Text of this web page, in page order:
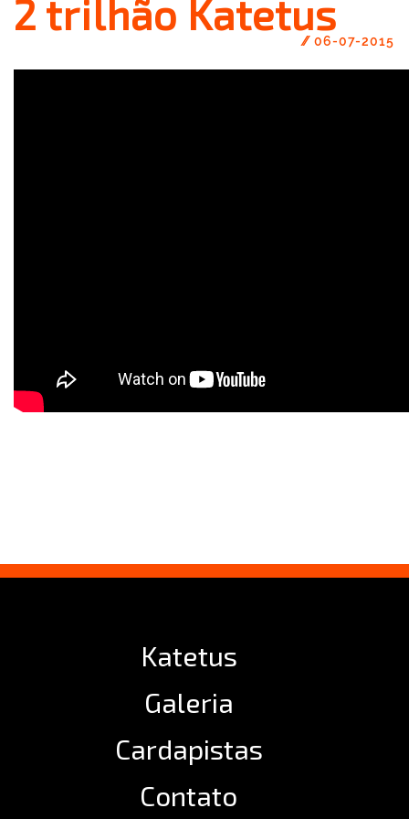
2 trilhão Katetus
// 06-07-2015
Katetus
Galeria
Cardapistas
Contato